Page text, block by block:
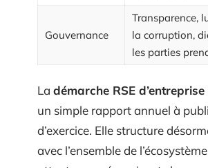
Gouvernance
Transparence,
la corruption,
les parties
La démarche RSE d’entreprise
un simple rapport annuel à
d’exercice. Elle structure
avec l’ensemble de